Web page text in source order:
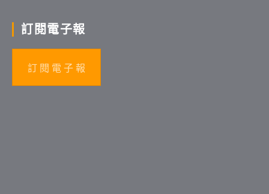
訂閱電子報
訂 閱 電 子 報